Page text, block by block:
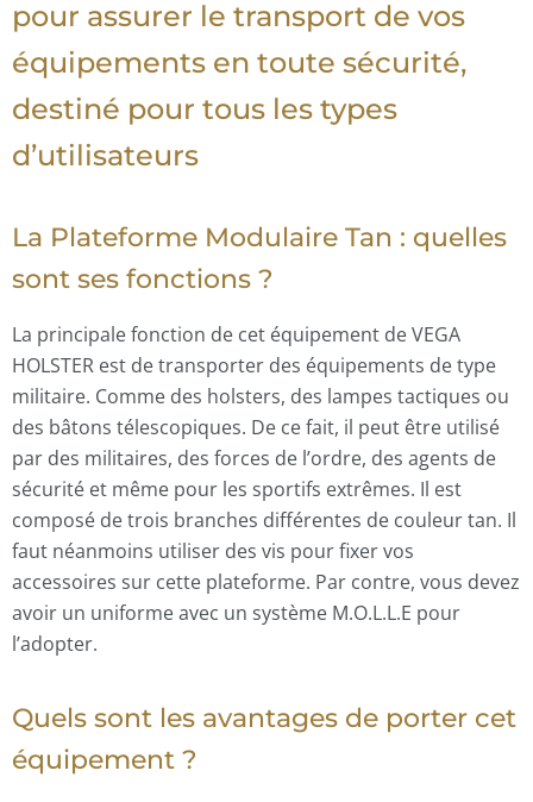
pour assurer le transport de vos
équipements en toute sécurité,
destiné pour tous les types
d’utilisateurs
La Plateforme Modulaire Tan : quelles
sont ses fonctions ?
La principale fonction de cet équipement de VEGA
HOLSTER est de transporter des équipements de type
militaire. Comme des holsters, des lampes tactiques ou
des bâtons télescopiques. De ce fait, il peut être utilisé
par des militaires, des forces de l’ordre, des agents de
sécurité et même pour les sportifs extrêmes. Il est
composé de trois branches différentes de couleur tan. Il
faut néanmoins utiliser des vis pour fixer vos
accessoires sur cette plateforme. Par contre, vous devez
avoir un uniforme avec un système M.O.L.L.E pour
l’adopter.
Quels sont les avantages de porter cet
équipement ?